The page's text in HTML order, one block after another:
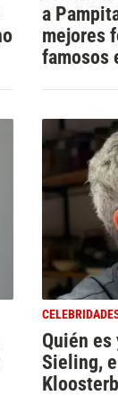
a
mejores
famosos
Quién es
Sieling,